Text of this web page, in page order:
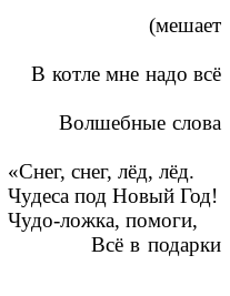
надо всё
слова
лёд, лёд.
Год!
помоги,